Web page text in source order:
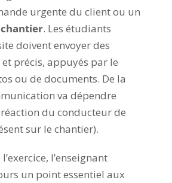
urgente du client ou un
. Les étudiants
doivent envoyer des
précis, appuyés par le
ou de documents. De la
va dépendre
du conducteur de
sur le chantier).
l’enseignant
un point essentiel aux